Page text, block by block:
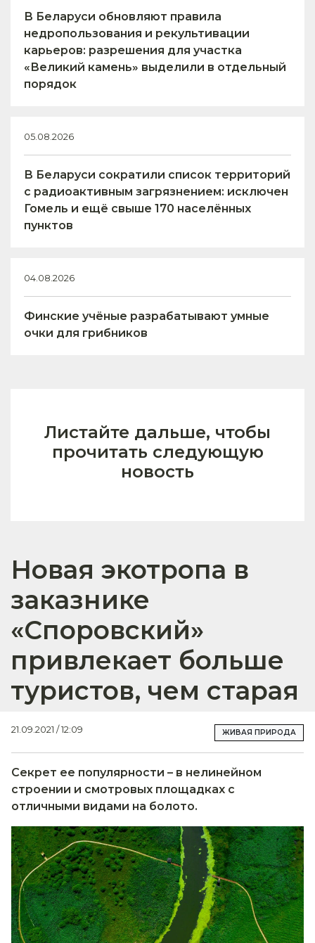
В Беларуси обновляют правила
недропользования и рекультивации
карьеров: разрешения для участка
«Великий камень» выделили в отдельный
порядок
05.08.2026
В Беларуси сократили список территорий
с радиоактивным загрязнением: исключен
Гомель и ещё свыше 170 населённых
пунктов
04.08.2026
Финские учёные разрабатывают умные
очки для грибников
Листайте дальше, чтобы
прочитать следующую
новость
Новая экотропа в
заказнике
«Споровский»
привлекает больше
туристов, чем старая
21.09.2021 / 12:09 ЖИВАЯ ПРИРОДА
Секрет ее популярности – в нелинейном
строении и смотровых площадках с
отличными видами на болото.